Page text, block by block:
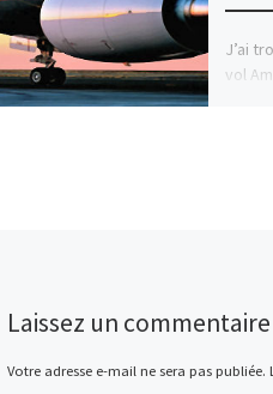
J’ai
vol
Laissez un commentaire
Votre adresse e-mail ne sera pas publiée.